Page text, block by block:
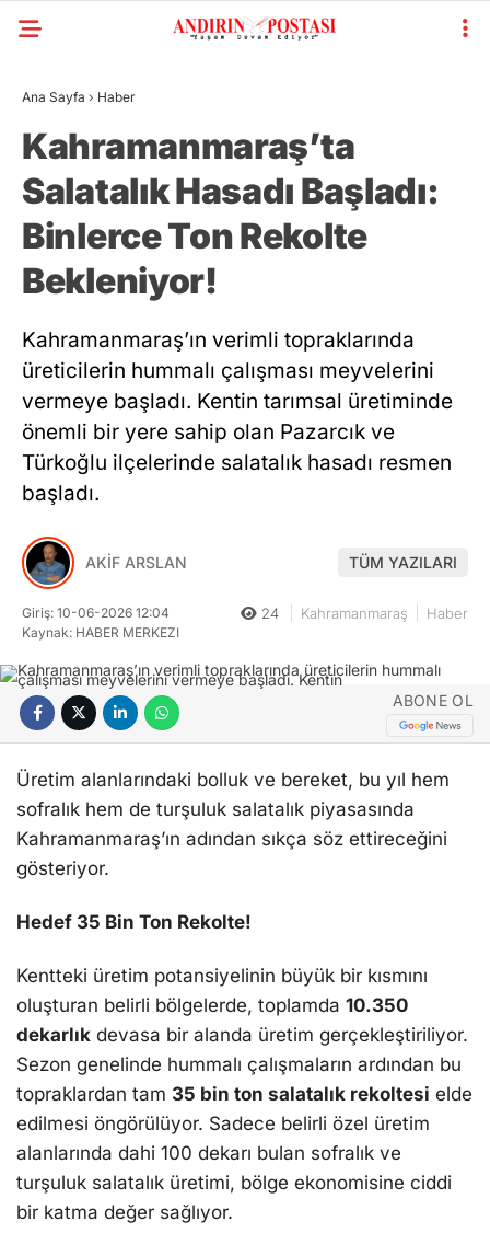
Ana Sayfa › Haber
Kahramanmaraş’ta
Salatalık Hasadı Başladı:
Binlerce Ton Rekolte
Bekleniyor!
Kahramanmaraş’ın verimli topraklarında
üreticilerin hummalı çalışması meyvelerini
vermeye başladı. Kentin tarımsal üretiminde
önemli bir yere sahip olan Pazarcık ve
Türkoğlu ilçelerinde salatalık hasadı resmen
başladı.
AKİF ARSLAN TÜM YAZILARI
Giriş: 10-06-2026 12:04
Kaynak: HABER MERKEZI
24 Kahramanmaraş Haber
ABONE OL
Üretim alanlarındaki bolluk ve bereket, bu yıl hem
sofralık hem de turşuluk salatalık piyasasında
Kahramanmaraş’ın adından sıkça söz ettireceğini
gösteriyor.
Hedef 35 Bin Ton Rekolte!
Kentteki üretim potansiyelinin büyük bir kısmını
oluşturan belirli bölgelerde, toplamda 10.350
dekarlık devasa bir alanda üretim gerçekleştiriliyor.
Sezon genelinde hummalı çalışmaların ardından bu
topraklardan tam 35 bin ton salatalık rekoltesi elde
edilmesi öngörülüyor. Sadece belirli özel üretim
alanlarında dahi 100 dekarı bulan sofralık ve
turşuluk salatalık üretimi, bölge ekonomisine ciddi
bir katma değer sağlıyor.